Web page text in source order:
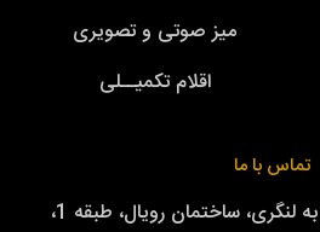
میز صوتی و تصویری
اقلام تکمیــلی
تماس با ما
تهران، اقدسیه، نرسیده به لنگری، ساختمان رویال، طبقه 1،